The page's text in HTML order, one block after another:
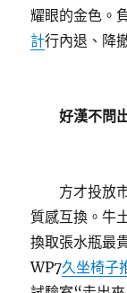
耀眼的金色。
計行內退、降
好漢不問
方才投放市
質感互換。牛
換取張水瓶最
WP7久坐椅子